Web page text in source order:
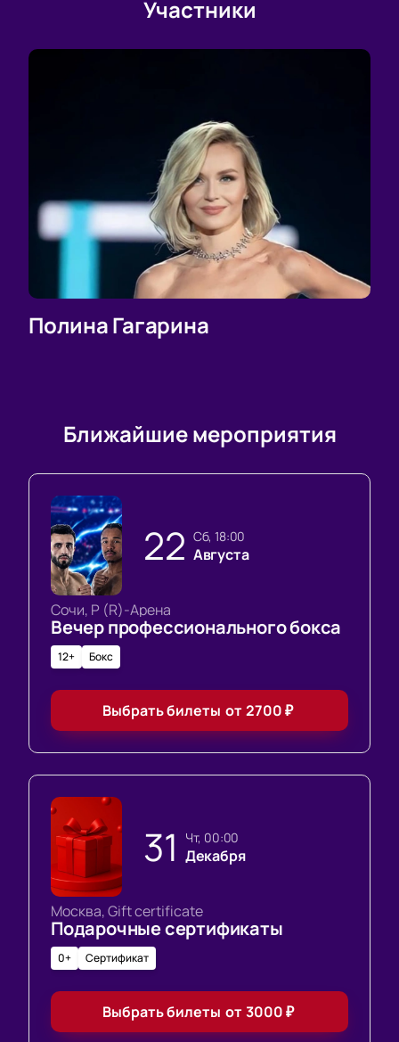
прибавляются к общей сумме. Полная цена онлайн
учетом доставки отображается при оформлении.
бумажные билеты, по которым можно без проблем
пройти на мероприятие. Насладитесь
выступлением одной из популярнейших артисток
России. Знаменитые хиты и новые песни поднимут
вам настроение, а вечер в компании друзей и
близких запомнится надолго! Купить билеты на
концерт Полины Гагариной в Сочи в Rеd Arena
можно на нашем сайте!
Участники
Полина Гагарина
Ближайшие мероприятия
22 сб, 18:00
Августа
Сочи, Р (R)-Арена
Вечер профессионального бокса
12+ Бокс
Выбрать билеты от2700₽
31 чт, 00:00
Декабря
Москва, Gift certificate
Подарочные сертификаты
0+ Сертификат
Выбрать билеты от 3000₽